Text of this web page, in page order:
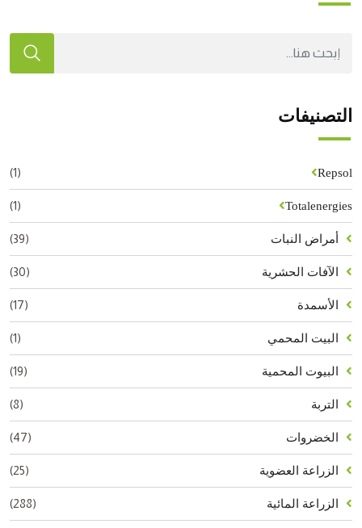
التصنيفات
Repsol
(1)
Totalenergies
(1)
أمراض النبات (39)
الآفات الحشرية (30)
الأسمدة (17)
البيت المحمي (1)
البيوت المحمية (19)
التربة (8)
الخضروات (47)
الزراعة العضوية (25)
الزراعة المائية (288)